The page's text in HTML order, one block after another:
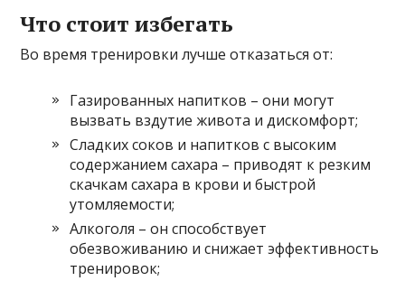
Что стоит избегать
Во время тренировки лучше отказаться от:
Газированных напитков – они могут
вызвать вздутие живота и дискомфорт;
Сладких соков и напитков с высоким
содержанием сахара – приводят к резким
скачкам сахара в крови и быстрой
утомляемости;
Алкоголя – он способствует
обезвоживанию и снижает эффективность
тренировок;